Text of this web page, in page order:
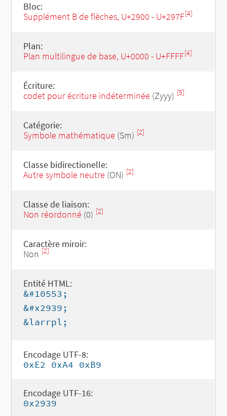
Bloc:
Supplément B de flèches, U+2900 - U+297F[4]
Plan:
Plan multilingue de base, U+0000 - U+FFFF[4]
Écriture:
codet pour écriture indéterminée (Zyyy) [5]
Catégorie:
Symbole mathématique (Sm) [2]
Classe bidirectionelle:
Autre symbole neutre (ON) [2]
Classe de liaison:
Non réordonné (0) [2]
Caractère miroir:
Non [2]
Entité HTML:
&#10553;
&#x2939;
&larrpl;
Encodage UTF-8:
0xE2 0xA4 0xB9
Encodage UTF-16:
0x2939